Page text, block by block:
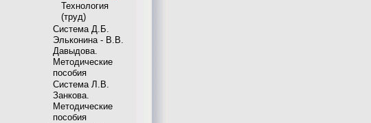
Технология
(труд)
Система Д.Б.
Эльконина - В.В.
Давыдова.
Методические
пособия
Система Л.В.
Занкова.
Методические
пособия